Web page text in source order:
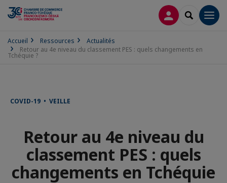
CONNEXION
Accueil Ressources
Actualités
Retour au 4e niveau du classement PES : quels changements en
Tchéquie ?
COVID-19 • VEILLE
Retour au 4e niveau du
classement PES : quels
changements en Tchéquie